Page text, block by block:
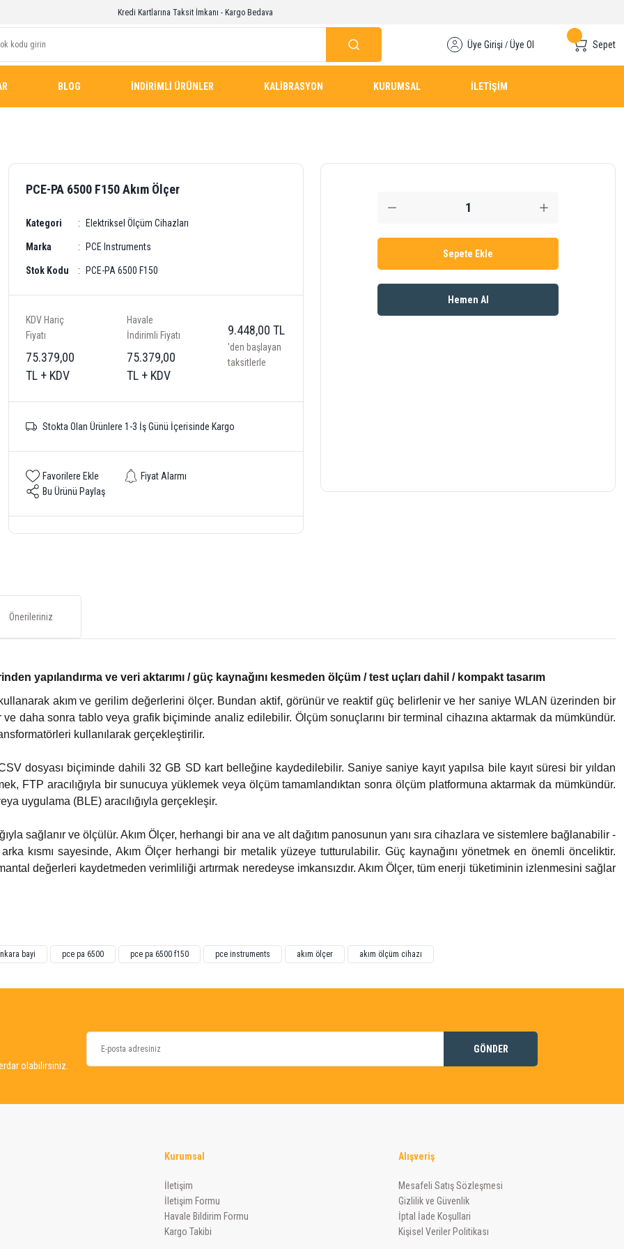
Kredi Kartlarına Taksit İmkanı - Kargo Bedava
Üye Girişi / Üye Ol Sepet
BLOG İNDİRİMLİ ÜRÜNLER KALİBRASYON KURUMSAL İLETİŞİM
PCE-PA 6500 F150 Akım Ölçer
Kategori Elektriksel Ölçüm Cihazları
Marka PCE Instruments
Stok Kodu PCE-PA 6500 F150
KDV Hariç
Fiyatı
75.379,00
TL + KDV
Havale
İndirimli Fiyatı
75.379,00
TL + KDV
9.448,00 TL
'den başlayan
taksitlerle
Stokta Olan Ürünlere 1-3 İş Günü İçerisinde Kargo
Fiyat Alarmı
Bu Ürünü Paylaş
Sepete Ekle
Hemen Al
Önerileriniz
yapılandırma ve veri aktarımı / güç kaynağını kesmeden ölçüm / test uçları dahil / kompakt tasarım
kullanarak akım ve gerilim değerlerini ölçer. Bundan aktif, görünür ve reaktif güç belirlenir ve her saniye WLAN üzerinden bir
daha sonra tablo veya grafik biçiminde analiz edilebilir. Ölçüm sonuçlarını bir terminal cihazına aktarmak da mümkündür.
kullanılarak gerçekleştirilir.
dosyası biçiminde dahili 32 GB SD kart belleğine kaydedilebilir. Saniye saniye kayıt yapılsa bile kayıt süresi bir yıldan
FTP aracılığıyla bir sunucuya yüklemek veya ölçüm tamamlandıktan sonra ölçüm platformuna aktarmak da mümkündür.
uygulama (BLE) aracılığıyla gerçekleşir.
sağlanır ve ölçülür. Akım Ölçer, herhangi bir ana ve alt dağıtım panosunun yanı sıra cihazlara ve sistemlere bağlanabilir -
kısmı sayesinde, Akım Ölçer herhangi bir metalik yüzeye tutturulabilir. Güç kaynağını yönetmek en önemli önceliktir.
değerleri kaydetmeden verimliliği artırmak neredeyse imkansızdır. Akım Ölçer, tüm enerji tüketiminin izlenmesini sağlar
Gönder
bayi pce pa 6500 pce pa 6500 f150 pce instruments akım ölçer akım ölçüm cihazı
olabilirsiniz.
GÖNDER
Kurumsal
İletişim
İletişim Formu
Havale Bildirim Formu
Kargo Takibi
Alışveriş
Mesafeli Satış Sözleşmesi
Gizlilik ve Güvenlik
İptal İade Koşullari
Kişisel Veriler Politikası